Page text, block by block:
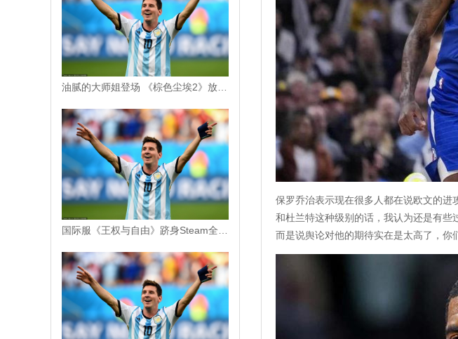
油腻的大师姐登场 《棕色尘埃2》放出全新PV
国际服《王权与自由》跻身Steam全球畅销榜第11位
保罗乔治表示现在很多人都在说欧文的
和杜兰特这种级别的话，我认为还是有些
而是说舆论对他的期待实在是太高了，你